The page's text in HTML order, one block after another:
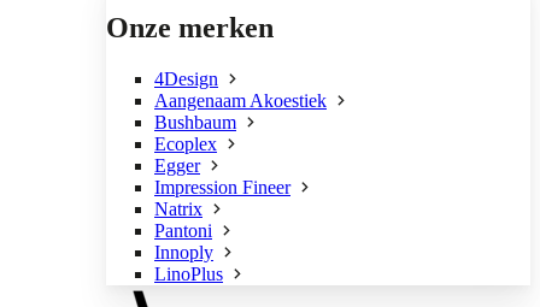
Onze merken
4Design
Aangenaam Akoestiek
Bushbaum
Ecoplex
Egger
Impression Fineer
Natrix
Pantoni
Innoply
LinoPlus